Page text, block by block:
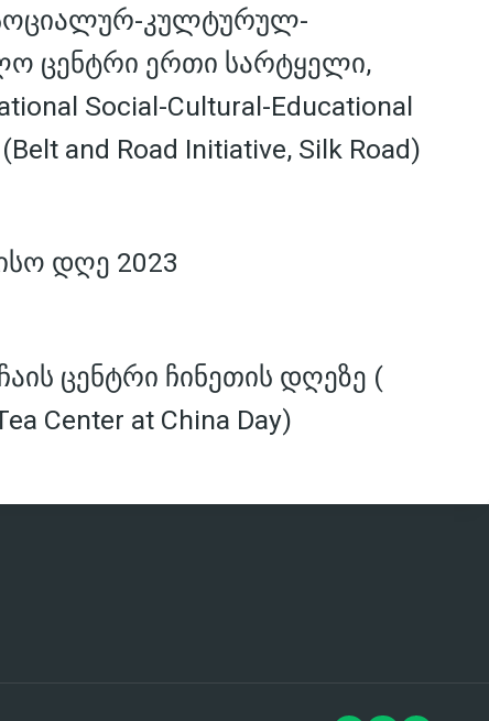
კულტურულ-
ცენტრი ერთი სარტყელი,
Social-Cultural-Educational
and Road Initiative, Silk Road)
დღე 2023
ცენტრი ჩინეთის დღეზე (
Center at China Day)